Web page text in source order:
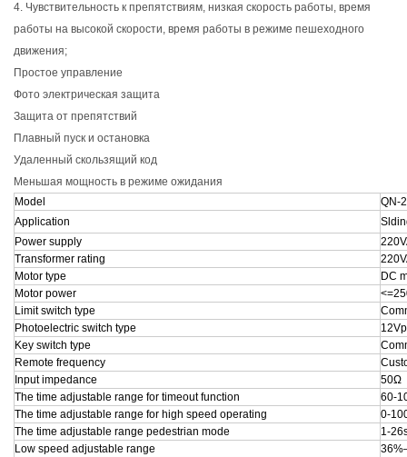
4. Чувствительность к препятствиям, низкая скорость работы, время
работы на высокой скорости, время работы в режиме пешеходного
движения;
Простое управление
Фото электрическая защита
Защита от препятствий
Плавный пуск и остановка
Удаленный скользящий код
Меньшая мощность в режиме ожидания
Model
QN-
Application
Power supply
Transformer rating
Motor type
DC
Motor power
Limit switch type
Photoelectric switch type
Key switch type
Remote frequency
Input impedance
50Ω
The time adjustable range for timeout function
60-
The time adjustable range for high speed operating
0-
The time adjustable range pedestrian mode
1-
Low speed adjustable range